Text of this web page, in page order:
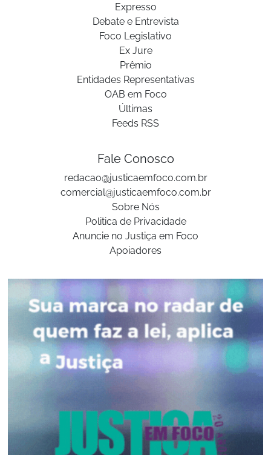
Expresso
Debate e Entrevista
Foco Legislativo
Ex Jure
Prêmio
Entidades Representativas
OAB em Foco
Últimas
Feeds RSS
Fale Conosco
redacao@justicaemfoco.com.br
comercial@justicaemfoco.com.br
Sobre Nós
Politica de Privacidade
Anuncie no Justiça em Foco
Apoiadores